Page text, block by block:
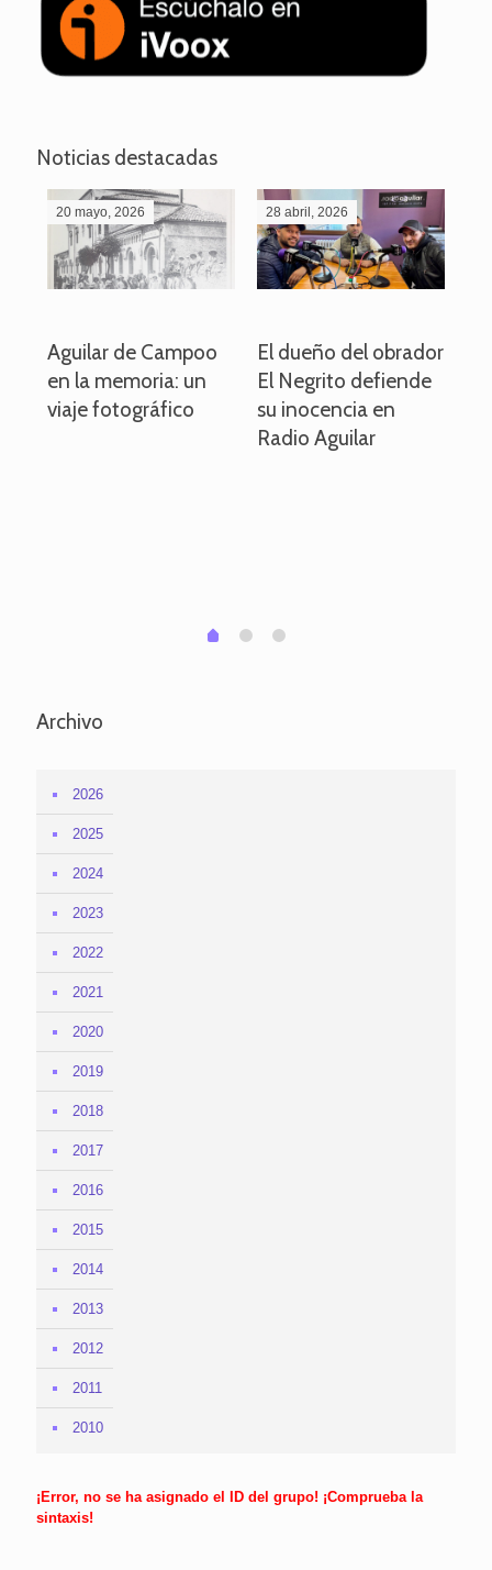
Noticias destacadas
20 mayo, 2026
Aguilar de Campoo
en la memoria: un
viaje fotográfico
28 abril, 2026
El dueño del obrador
El Negrito defiende
su inocencia en
Radio Aguilar
0 1 2
Archivo
2026
2025
2024
2023
2022
2021
2020
2019
2018
2017
2016
2015
2014
2013
2012
2011
2010
¡Error, no se ha asignado el ID del grupo! ¡Comprueba la
sintaxis!